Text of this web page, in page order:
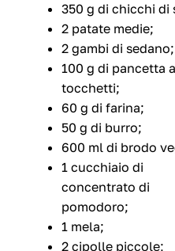
350 g di chicchi di
2 patate medie;
2 gambi di sedano;
100 g di pancetta a
tocchetti;
60 g di farina;
50 g di burro;
600 ml di brodo
1 cucchiaio di
concentrato di
pomodoro;
1 mela;
2 cipolle piccole;